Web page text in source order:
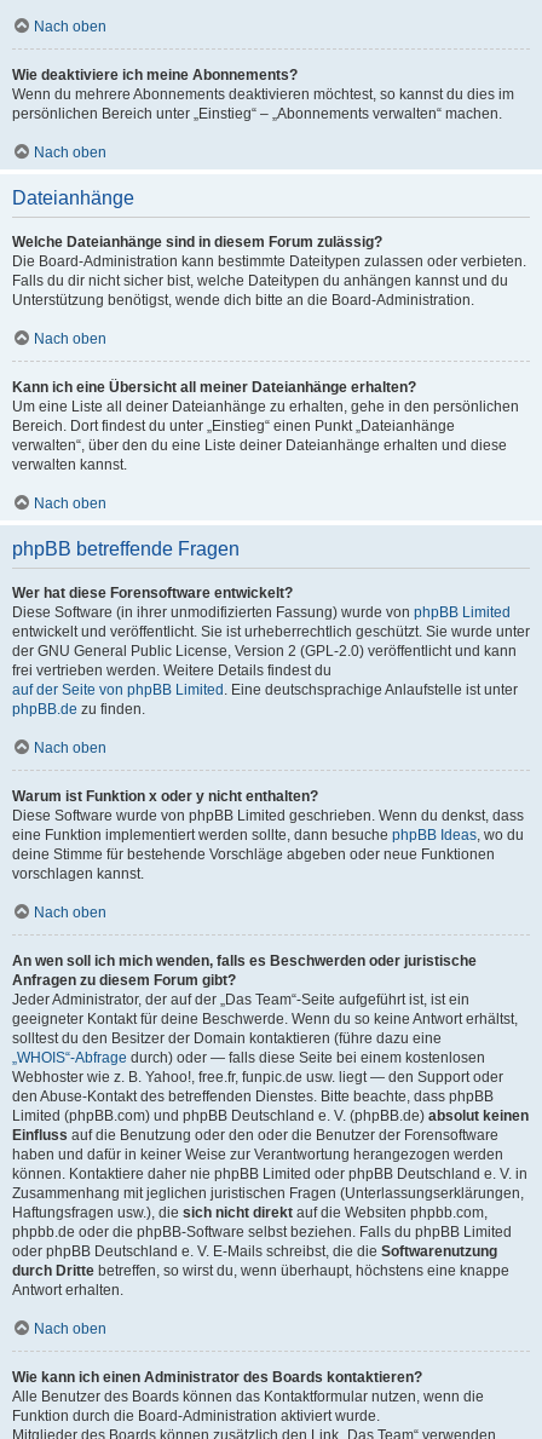
Nach oben
Wie deaktiviere ich meine Abonnements?
Wenn du mehrere Abonnements deaktivieren möchtest, so kannst du dies im
persönlichen Bereich unter „Einstieg“ – „Abonnements verwalten“ machen.
Nach oben
Dateianhänge
Welche Dateianhänge sind in diesem Forum zulässig?
Die Board-Administration kann bestimmte Dateitypen zulassen oder verbieten.
Falls du dir nicht sicher bist, welche Dateitypen du anhängen kannst und du
Unterstützung benötigst, wende dich bitte an die Board-Administration.
Nach oben
Kann ich eine Übersicht all meiner Dateianhänge erhalten?
Um eine Liste all deiner Dateianhänge zu erhalten, gehe in den persönlichen
Bereich. Dort findest du unter „Einstieg“ einen Punkt „Dateianhänge
verwalten“, über den du eine Liste deiner Dateianhänge erhalten und diese
verwalten kannst.
Nach oben
phpBB betreffende Fragen
Wer hat diese Forensoftware entwickelt?
Diese Software (in ihrer unmodifizierten Fassung) wurde von phpBB Limited
entwickelt und veröffentlicht. Sie ist urheberrechtlich geschützt. Sie wurde unter
der GNU General Public License, Version 2 (GPL-2.0) veröffentlicht und kann
frei vertrieben werden. Weitere Details findest du
auf der Seite von phpBB Limited . Eine deutschsprachige Anlaufstelle ist unter
phpBB.de zu finden.
Nach oben
Warum ist Funktion x oder y nicht enthalten?
Diese Software wurde von phpBB Limited geschrieben. Wenn du denkst, dass
eine Funktion implementiert werden sollte, dann besuche phpBB Ideas, wo du
deine Stimme für bestehende Vorschläge abgeben oder neue Funktionen
vorschlagen kannst.
Nach oben
An wen soll ich mich wenden, falls es Beschwerden oder juristische
Anfragen zu diesem Forum gibt?
Jeder Administrator, der auf der „Das Team“-Seite aufgeführt ist, ist ein
geeigneter Kontakt für deine Beschwerde. Wenn du so keine Antwort erhältst,
solltest du den Besitzer der Domain kontaktieren (führe dazu eine
„WHOIS“-Abfrage durch) oder — falls diese Seite bei einem kostenlosen
Webhoster wie z. B. Yahoo!, free.fr, funpic.de usw. liegt — den Support oder
den Abuse-Kontakt des betreffenden Dienstes. Bitte beachte, dass phpBB
Limited (phpBB.com) und phpBB Deutschland e. V. (phpBB.de) absolut keinen
Einfluss auf die Benutzung oder den oder die Benutzer der Forensoftware
haben und dafür in keiner Weise zur Verantwortung herangezogen werden
können. Kontaktiere daher nie phpBB Limited oder phpBB Deutschland e. V. in
Zusammenhang mit jeglichen juristischen Fragen (Unterlassungserklärungen,
Haftungsfragen usw.), die sich nicht direkt auf die Websiten phpbb.com,
phpbb.de oder die phpBB-Software selbst beziehen. Falls du phpBB Limited
oder phpBB Deutschland e. V. E-Mails schreibst, die die Softwarenutzung
durch Dritte betreffen, so wirst du, wenn überhaupt, höchstens eine knappe
Antwort erhalten.
Nach oben
Wie kann ich einen Administrator des Boards kontaktieren?
Alle Benutzer des Boards können das Kontaktformular nutzen, wenn die
Funktion durch die Board-Administration aktiviert wurde.
Mitglieder des Boards können zusätzlich den Link „Das Team“ verwenden.